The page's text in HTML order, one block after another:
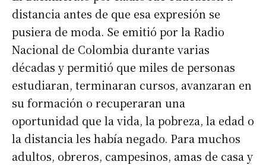
distancia antes de que esa expresión se
pusiera de moda. Se emitió por la Radio
Nacional de Colombia durante varias
décadas y permitió que miles de personas
estudiaran, terminaran cursos, avanzaran en
su formación o recuperaran una
oportunidad que la vida, la pobreza, la edad o
la distancia les había negado. Para muchos
adultos, obreros, campesinos, amas de casa y